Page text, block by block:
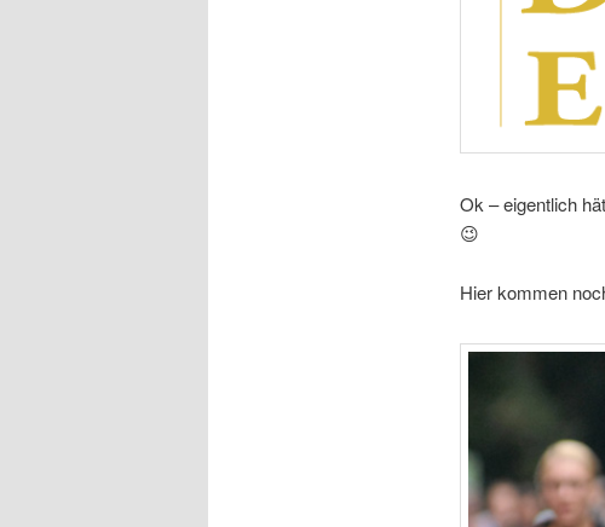
Ok – eigentlich
😉
Hier kommen